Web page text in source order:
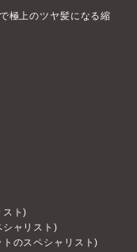
極上のツヤ髪になる縮
スト)
シャリスト)
トのスペシャリスト)